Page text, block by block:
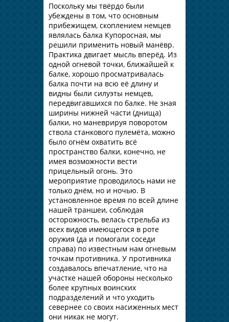
Поскольку мы твёрдо были
убеждены в том, что основным
прибежищем, скоплением немцев
являлась балка Купоросная, мы
решили применить новый манёвр.
Практика двигает мысль вперёд. Из
одной огневой точки, ближайшей к
балке, хорошо просматривалась
балка почти на всю её длину и
видны были силуэты немцев,
передвигавшихся по балке. Не зная
ширины нижней части (днища)
балки, но маневрируя поворотом
ствола станкового пулемёта, можно
было огнём охватить всё
пространство балки, конечно, не
имея возможности вести
прицельный огонь. Это
мероприятие проводилось нами не
только днём, но и ночью. В
установленное время по всей длине
нашей траншеи, соблюдая
осторожность, велась стрельба из
всех видов имеющегося в роте
оружия (да и помогали соседи
справа) по известным нам огневым
точкам противника. У противника
создавалось впечатление, что на
участке нашей обороны несколько
более крупных воинских
подразделений и что уходить
севернее со своих насиженных мест
они никак не могут.